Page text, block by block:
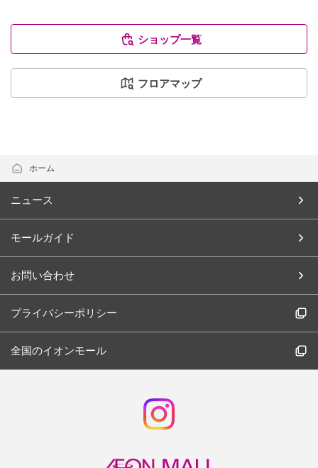
ショップ一覧
フロアマップ
ホーム
ニュース
モールガイド
お問い合わせ
プライバシーポリシー
全国のイオンモール